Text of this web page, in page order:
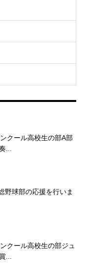
クール高校生の部A部
...
野球部の応援を行いま
クール高校生の部ジュ
...